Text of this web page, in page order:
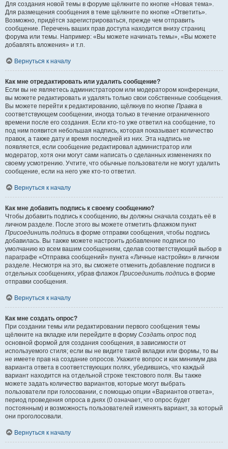
Для создания новой темы в форуме щёлкните по кнопке «Новая тема».
Для размещения сообщения в теме щёлкните по кнопке «Ответить».
Возможно, придётся зарегистрироваться, прежде чем отправить
сообщение. Перечень ваших прав доступа находится внизу страниц
форума или темы. Например: «Вы можете начинать темы», «Вы можете
добавлять вложения» и т.п.
Вернуться к началу
Как мне отредактировать или удалить сообщение?
Если вы не являетесь администратором или модератором конференции,
вы можете редактировать и удалять только свои собственные сообщения.
Вы можете перейти к редактированию, щёлкнув по кнопке Правка в
соответствующем сообщении, иногда только в течение ограниченного
времени после его создания. Если кто-то уже ответил на сообщение, то
под ним появится небольшая надпись, которая показывает количество
правок, а также дату и время последней из них. Эта надпись не
появляется, если сообщение редактировал администратор или
модератор, хотя они могут сами написать о сделанных изменениях по
своему усмотрению. Учтите, что обычные пользователи не могут удалить
сообщение, если на него уже кто-то ответил.
Вернуться к началу
Как мне добавить подпись к своему сообщению?
Чтобы добавить подпись к сообщению, вы должны сначала создать её в
личном разделе. После этого вы можете отметить флажком пункт
Присоединить подпись в форме отправки сообщения, чтобы подпись
добавилась. Вы также можете настроить добавление подписи по
умолчанию ко всем вашим сообщениям, сделав соответствующий выбор в
параграфе «Отправка сообщений» пункта «Личные настройки» в личном
разделе. Несмотря на это, вы сможете отменить добавление подписи в
отдельных сообщениях, убрав флажок Присоединить подпись в форме
отправки сообщения.
Вернуться к началу
Как мне создать опрос?
При создании темы или редактировании первого сообщения темы
щёлкните на вкладке или перейдите в форму Создать опрос под
основной формой для создания сообщения, в зависимости от
используемого стиля; если вы не видите такой вкладки или формы, то вы
не имеете прав на создание опросов. Укажите вопрос и как минимум два
варианта ответа в соответствующих полях, убедившись, что каждый
вариант находится на отдельной строке текстового поля. Вы также
можете задать количество вариантов, которые могут выбрать
пользователи при голосовании, с помощью опции «Вариантов ответа»,
период проведения опроса в днях (0 означает, что опрос будет
постоянным) и возможность пользователей изменять вариант, за который
они проголосовали.
Вернуться к началу